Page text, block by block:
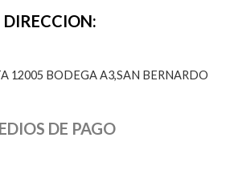
DIRECCION:
12005 BODEGA A3,SAN BERNARDO
DE PAGO